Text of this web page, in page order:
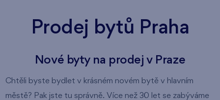
Prodej bytů Praha
Nové byty na prodej v Praze
Chtěli byste bydlet v krásném novém bytě v hlavním
městě? Pak jste tu správně. Více než 30 let se zabýváme